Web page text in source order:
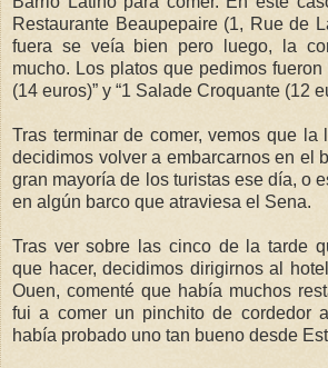
Restaurante Beaupepaire (1, Rue de
fuera se veía bien pero luego, la
mucho. Los platos que pedimos fueron
(14 euros)” y “1 Salade Croquante (12
Tras terminar de comer, vemos que la
decidimos volver a embarcarnos en el
gran mayoría de los turistas ese día, o
en algún barco que atraviesa el Sena.
Tras ver sobre las cinco de la tarde
que hacer, decidimos dirigirnos al
Ouen, comenté que había muchos
fui a comer un pinchito de cordedor
había probado uno tan bueno desde